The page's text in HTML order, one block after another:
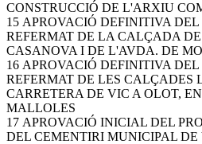
CONSTRUCCIÓ DE L'ARXIU
15 APROVACIÓ DEFINITIVA DEL
REFERMAT DE LA CALÇADA
CASANOVA I DE L'AVDA. DE
16 APROVACIÓ DEFINITIVA DEL
REFERMAT DE LES CALÇADES
CARRETERA DE VIC A OLOT,
MALLOLES
17 APROVACIÓ INICIAL DEL
DEL CEMENTIRI MUNICIPAL DE